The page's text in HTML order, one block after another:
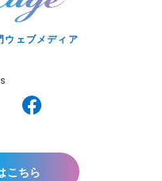
ウェブメディア
こちら